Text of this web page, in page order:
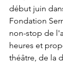
début juin
Fondation
non-stop de
heures et
théâtre, de la